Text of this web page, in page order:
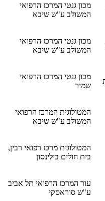
מכון גנטי המרכז הרפואי
המשולב ע"ש שיבא
מכון גנטי המרכז הרפואי
המשולב ע"ש שיבא
מכון גנטי המרכז הרפואי
שמיר
המטולוגית המרכז הרפואי
המשולב ע"ש שיבא
המטולוגית מרכז רפואי רבין,
בית חולים בילינסון
עור המרכז הרפואי תל אביב
ע"ש סוראסקי